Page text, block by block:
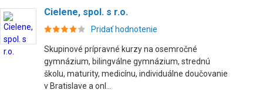
Cielene, spol. s r.o.
Pridať hodnotenie
Skupinové prípravné kurzy na osemročné
gymnázium, bilingválne gymnázium, strednú
školu, maturity, medicínu, individuálne doučovanie
v Bratislave a onl...